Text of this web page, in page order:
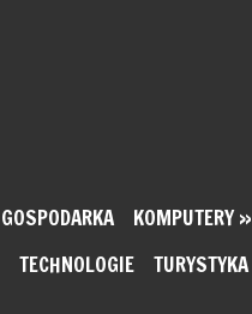
GOSPODARKA KOMPUTERY»
TECHNOLOGIE TURYSTYKA